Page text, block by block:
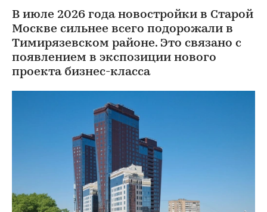
В июле 2026 года новостройки в Старой
Москве сильнее всего подорожали в
Тимирязевском районе. Это связано с
появлением в экспозиции нового
проекта бизнес-класса